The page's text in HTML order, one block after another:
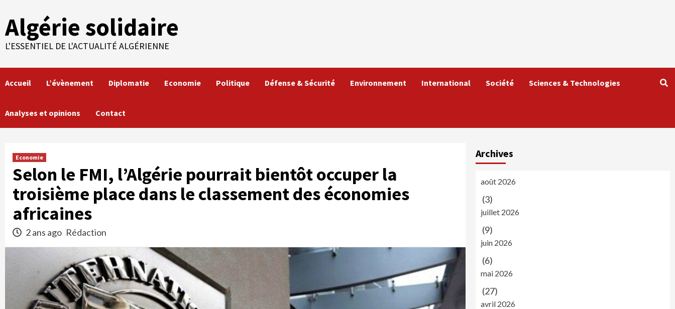
content
Algérie solidaire
L'ESSENTIEL DE L'ACTUALITÉ ALGÉRIENNE
Accueil L’évènement Diplomatie Economie Politique Défense & Sécurité Environnement International Société Sciences & Technologies
Analyses et opinions Contact
Economie
Selon le FMI, l’Algérie pourrait bientôt occuper la
troisième place dans le classement des économies
africaines
2 ans ago Rédaction
Archives
août 2026
(3)
juillet 2026
(9)
juin 2026
(6)
mai 2026
(27)
avril 2026